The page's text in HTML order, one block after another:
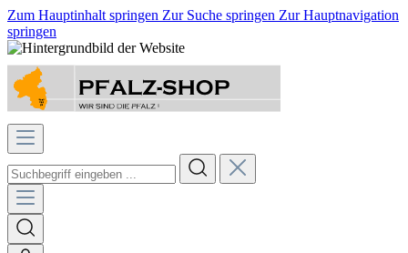
Zum Hauptinhalt springen Zur Suche springen Zur Hauptnavigation
springen